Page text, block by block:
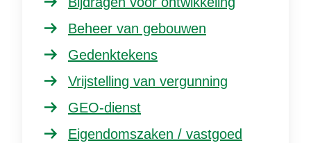
Beheer van gebouwen
Gedenktekens
Vrijstelling van vergunning
GEO-dienst
Eigendomszaken / vastgoed